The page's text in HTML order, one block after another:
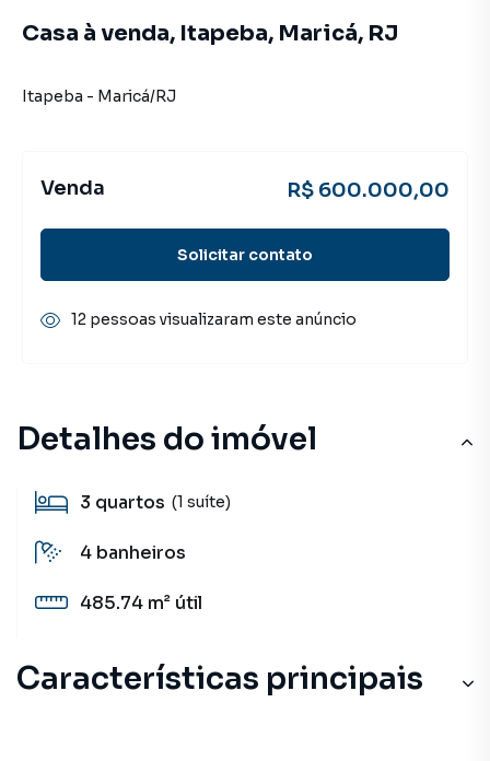
Detalhes do imóvel
3 quartos (1 suíte)
4 banheiros
485.74 m² útil
Características principais
Casa à venda, Itapeba, Maricá, RJ
Itapeba - Maricá/RJ
Venda R$ 600.000,00
Solicitar contato
12 pessoas visualizaram este anúncio